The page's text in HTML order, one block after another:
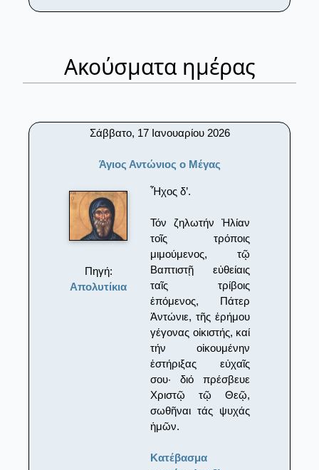
Ακούσματα ημέρας
Σάββατο, 17 Ιανουαρίου 2026
Άγιος Αντώνιος ο Μέγας
Πηγή:
Απολυτίκια
Ἦχος δ’.
Τόν ζηλωτήν Ἠλίαν
τοῖς τρόποις
μιμούμενος, τῷ
Βαπτιστῇ εὐθείαις
ταῖς τρίβοις
ἑπόμενος, Πάτερ
Ἀντώνιε, τῆς ἐρήμου
γέγονας οἰκιστής, καί
τήν οἰκουμένην
ἐστήριξας εὐχαῖς
σου· διό πρέσβευε
Χριστῷ τῷ Θεῷ,
σωθῆναι τάς ψυχάς
ἡμῶν.
Κατέβασμα